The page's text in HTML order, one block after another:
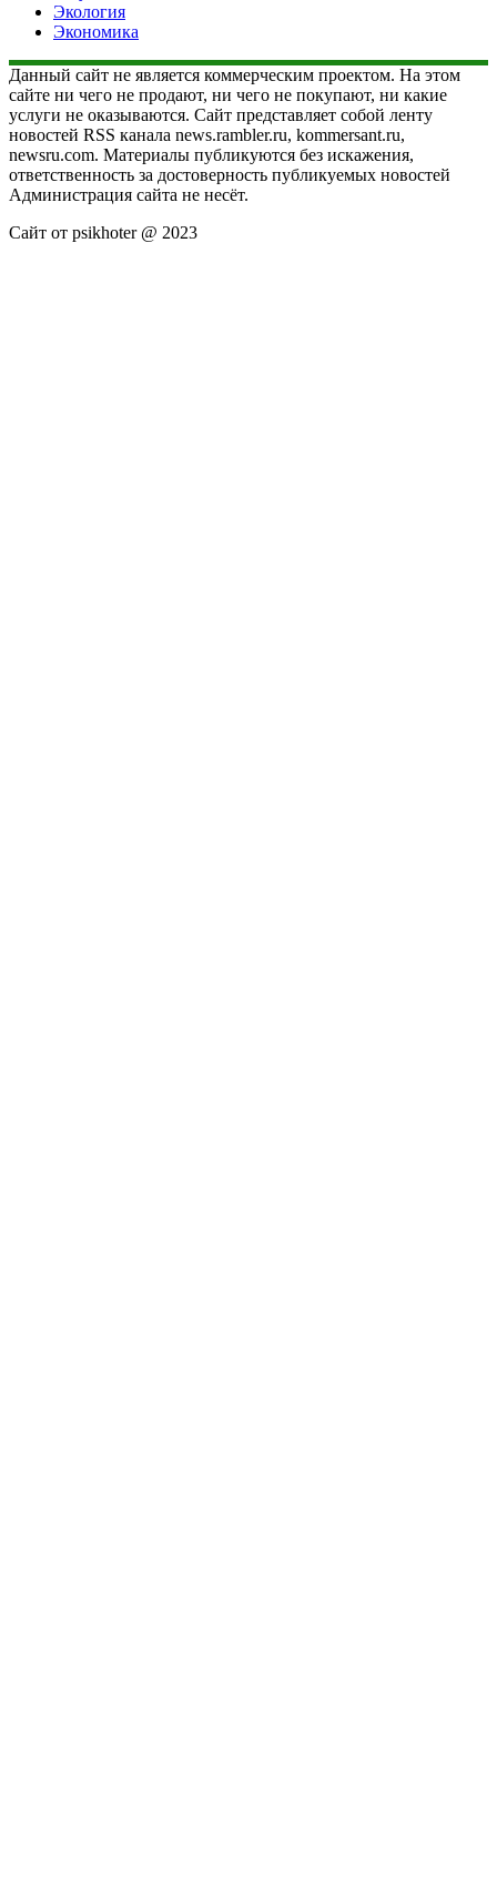
Экология
Экономика
Данный сайт не является коммерческим проектом. На этом
сайте ни чего не продают, ни чего не покупают, ни какие
услуги не оказываются. Сайт представляет собой ленту
новостей RSS канала news.rambler.ru, kommersant.ru,
newsru.com. Материалы публикуются без искажения,
ответственность за достоверность публикуемых новостей
Администрация сайта не несёт.
Сайт от psikhoter @ 2023